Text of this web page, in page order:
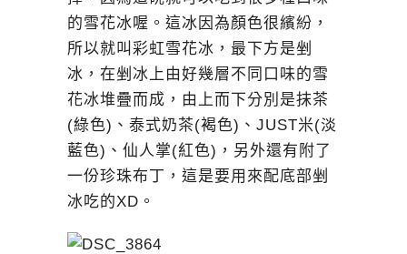
的雪花冰喔。這冰因為顏色很繽紛，
所以就叫彩虹雪花冰，最下方是剉
冰，在剉冰上由好幾層不同口味的雪
花冰堆疊而成，由上而下分別是抹茶
(綠色)、泰式奶茶(褐色)、JUST米(淡
藍色)、仙人掌(紅色)，另外還有附了
一份珍珠布丁，這是要用來配底部剉
冰吃的XD。